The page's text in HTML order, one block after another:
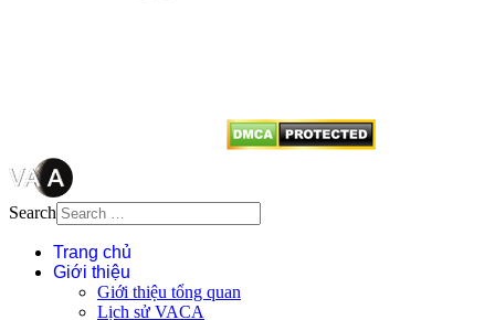
Search
Trang chủ
Giới thiệu
Giới thiệu tổng quan
Lịch sử VACA